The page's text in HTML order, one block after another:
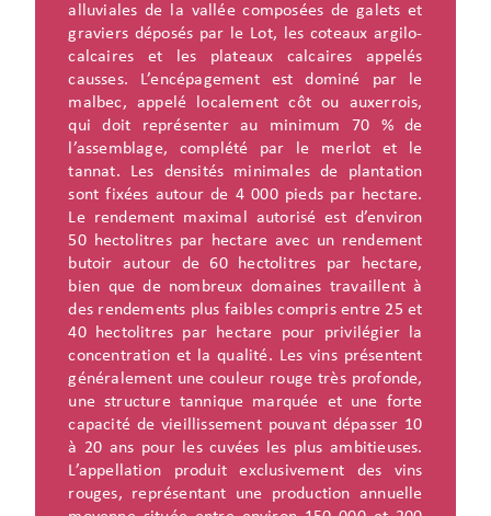
alluviales de la vallée composées de galets et
graviers déposés par le Lot, les coteaux argilo-
calcaires et les plateaux calcaires appelés
causses. L’encépagement est dominé par le
malbec, appelé localement côt ou auxerrois,
qui doit représenter au minimum 70 % de
l’assemblage, complété par le merlot et le
tannat. Les densités minimales de plantation
sont fixées autour de 4 000 pieds par hectare.
Le rendement maximal autorisé est d’environ
50 hectolitres par hectare avec un rendement
butoir autour de 60 hectolitres par hectare,
bien que de nombreux domaines travaillent à
des rendements plus faibles compris entre 25 et
40 hectolitres par hectare pour privilégier la
concentration et la qualité. Les vins présentent
généralement une couleur rouge très profonde,
une structure tannique marquée et une forte
capacité de vieillissement pouvant dépasser 10
à 20 ans pour les cuvées les plus ambitieuses.
L’appellation produit exclusivement des vins
rouges, représentant une production annuelle